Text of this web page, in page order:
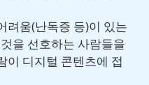
려움(난독증 등)이 있는
을 선호하는 사람들을
이 디지털 콘텐츠에 접